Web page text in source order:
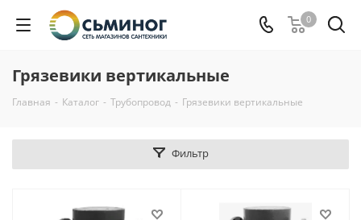
0
Грязевики вертикальные
Главная - Каталог - Трубопровод - Грязевики вертикальные
Фильтр